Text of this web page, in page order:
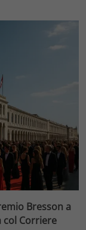
Bresson a
col Corriere